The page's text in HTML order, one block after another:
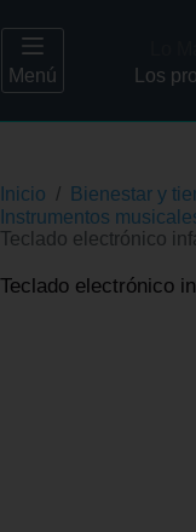
Menú
Los
Inicio / Bienestar y
Instrumentos
Teclado electrónico
Teclado electrónico